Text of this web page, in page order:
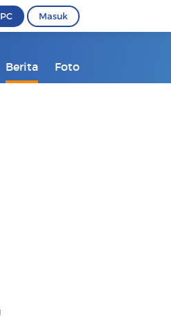
Masuk
Berita Foto